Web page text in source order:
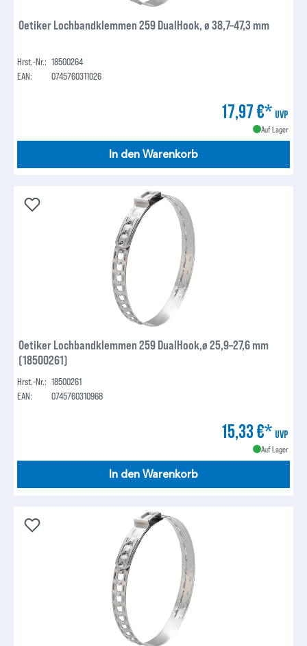
Oetiker Lochbandklemmen 259 DualHook, ø 38,7–47,3 mm
Hrst.-Nr.: 18500264
EAN:
0745760311026
17,97 €* UVP
Auf Lager
In den Warenkorb
Oetiker Lochbandklemmen 259 DualHook,ø 25,9–27,6 mm
(18500261)
Hrst.-Nr.: 18500261
EAN:
0745760310968
15,33 €* UVP
Auf Lager
In den Warenkorb